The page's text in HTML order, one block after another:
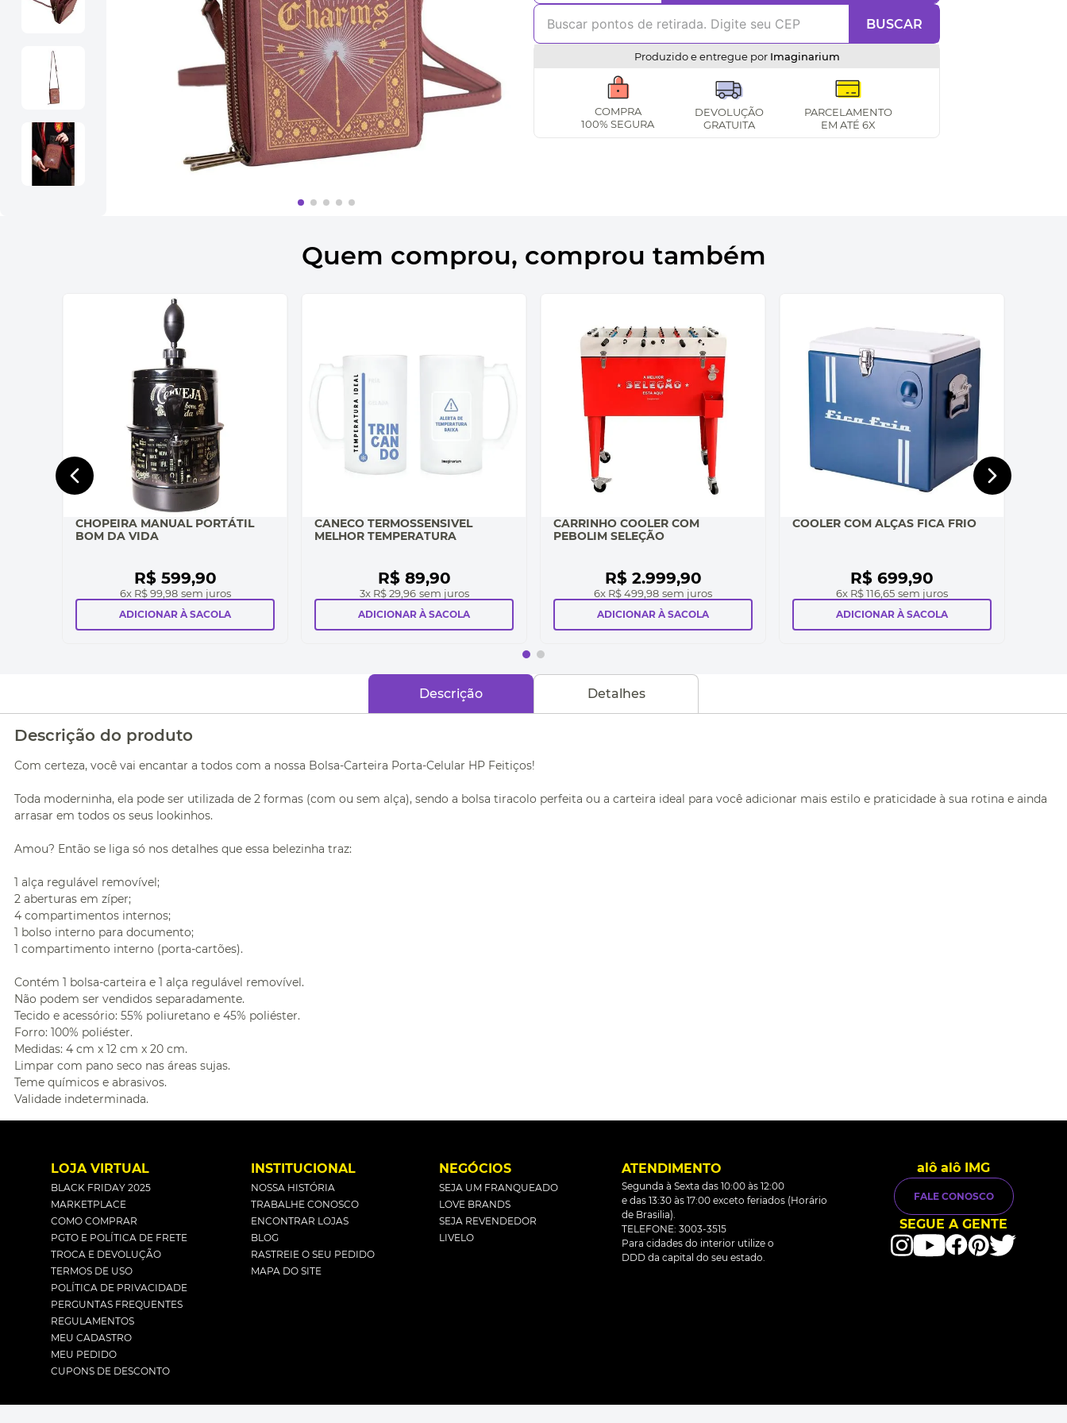
BUSCAR
Produzido e entregue por Imaginarium
COMPRA
100% SEGURA
DEVOLUÇÃO
GRATUITA
PARCELAMENTO
EM ATÉ 6X
Quem comprou, comprou também
CHOPEIRA MANUAL PORTÁTIL
BOM DA VIDA
R$ 599,90
6x R$ 99,98 sem juros
ADICIONAR À SACOLA
CANECO TERMOSSENSIVEL
MELHOR TEMPERATURA
R$ 89,90
3x R$ 29,96 sem juros
ADICIONAR À SACOLA
CARRINHO COOLER COM
PEBOLIM SELEÇÃO
R$ 2.999,90
6x R$ 499,98 sem juros
ADICIONAR À SACOLA
COOLER COM ALÇAS FICA FRIO
R$ 699,90
6x R$ 116,65 sem juros
ADICIONAR À SACOLA
Descrição Detalhes
Descrição do produto
Com certeza, você vai encantar a todos com a nossa Bolsa-Carteira Porta-Celular HP Feitiços!
Toda moderninha, ela pode ser utilizada de 2 formas (com ou sem alça), sendo a bolsa tiracolo perfeita ou a carteira ideal para você adicionar mais estilo e praticidade à sua rotina e ainda
arrasar em todos os seus lookinhos.
Amou? Então se liga só nos detalhes que essa belezinha traz:
1 alça regulável removível;
2 aberturas em zíper;
4 compartimentos internos;
1 bolso interno para documento;
1 compartimento interno (porta-cartões).
Contém 1 bolsa-carteira e 1 alça regulável removível.
Não podem ser vendidos separadamente.
Tecido e acessório: 55% poliuretano e 45% poliéster.
Forro: 100% poliéster.
Medidas: 4 cm x 12 cm x 20 cm.
Limpar com pano seco nas áreas sujas.
Teme químicos e abrasivos.
Validade indeterminada.
LOJA VIRTUAL
BLACK FRIDAY 2025
MARKETPLACE
COMO COMPRAR
PGTO E POLÍTICA DE FRETE
TROCA E DEVOLUÇÃO
TERMOS DE USO
POLÍTICA DE PRIVACIDADE
PERGUNTAS FREQUENTES
REGULAMENTOS
MEU CADASTRO
MEU PEDIDO
CUPONS DE DESCONTO
INSTITUCIONAL
NOSSA HISTÓRIA
TRABALHE CONOSCO
ENCONTRAR LOJAS
BLOG
RASTREIE O SEU PEDIDO
MAPA DO SITE
NEGÓCIOS
SEJA UM FRANQUEADO
LOVE BRANDS
SEJA REVENDEDOR
LIVELO
ATENDIMENTO
Segunda à Sexta das 10:00 às 12:00
e das 13:30 às 17:00 exceto feriados (Horário
de Brasilia).
TELEFONE: 3003-3515
Para cidades do interior utilize o
DDD da capital do seu estado.
alô alô IMG
FALE CONOSCO
SEGUE A GENTE
bolsa termica